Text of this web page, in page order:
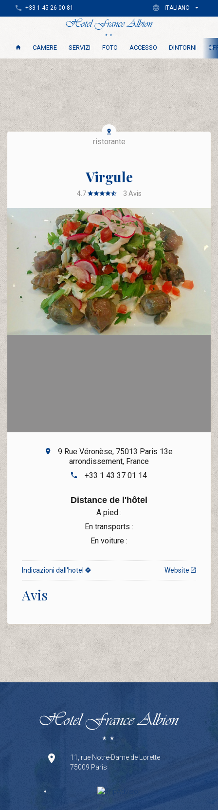
CAMERE SERVIZI FOTO ACCESSO DINTORNI
+33 1 45 26 00 81 ITALIANO
ristorante
Virgule
4.7 3 Avis
9 Rue Véronèse, 75013 Paris 13e
arrondissement, France
+33 1 43 37 01 14
Distance de l'hôtel
A pied :
En transports :
En voiture :
Website
Indicazioni dall'hotel
Avis
11, rue Notre-Dame de Lorette
75009 Paris